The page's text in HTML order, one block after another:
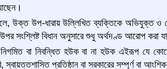
উক্ত উপ-ধারায় উল্লিখিত ব্যক্তিকে অভিযুক্ত ও
সংশ্লিষ্ট বিধান অনুসারে শুধু অর্থদণ্ড আরোপ করা
বা নিবন্ধিত হউক বা না হউক এইরূপ যে
প্রতিষ্ঠান বা সরকারের সম্পূর্ণ বা